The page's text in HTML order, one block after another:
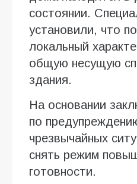
состоянии.
установили, что
локальный
общую несущую
здания.
На основании
по
чрезвычайных
снять режим
готовности.